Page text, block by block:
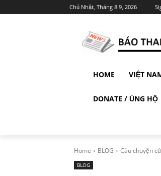
Chủ Nhật, Tháng 8 9, 2026
HOME VIỆT
DONATE / ỦNG HỘ
Home BLOG Câu chuyện
BLOG